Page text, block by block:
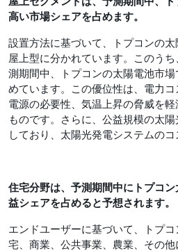
高い市場シェアを占めます。
設置方法に基づいて、トプコンの
屋上型に分かれています。このう
測期間中、トプコンの太陽電池市
めています。この優位性は、電力
電源の必要性、気温上昇の脅威を
ものです。さらに、公益規模の太
しており、太陽光発電システムのコ
住宅分野は、予測期間中にトプコ
益シェアを占めると予想されます。
エンドユーザーに基づいて、トプ
宅、商業、公共事業、農業、その